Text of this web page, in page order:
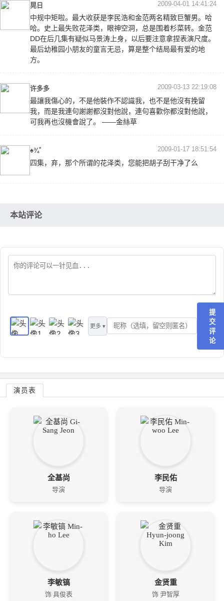
晃日 2009-04-01 14:41:24
中规中矩啦。最大收获是李民浩和金范两名精致巨蟹男。哈
哈。史上最失败花泽类，眼神空洞，总是围着杉菜转。金范
DD在后几集有疑似马景涛上身，以后要注意拿捏表演尺度。
最后幼稚园小朋友的童言无忌，算是整个结局最有爱的地
方。
许多多 2009-03-13 22:19:08
最讓我傷心的，不是他裝作不認識我，也不是他沒有挽留
我，而是我連句謝謝都沒對他說，連句喜歡你都沒對他說，
可我再也沒機會說了。 ——金絲草
♠¾゛ 2009-01-17 18:51:54
四集，弃，那个所谓的花泽类，您能把胡子刮干净了么
本站评论
更多 ▾
提
交
评
论
演员表
全基尚
导演
李民佑
导演
李敏镐
饰 具俊表
金贤重
饰 尹智厚